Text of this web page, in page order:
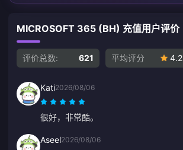
MICROSOFT 365 (BH) 充值用户评价
评价总数: 621 平均评分 4.2
Kati2026/08/06
很好，非常酷。
Aseel2026/08/06